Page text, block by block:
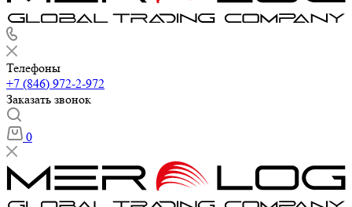
Телефоны
+7 (846) 972-2-972
Заказать звонок
0